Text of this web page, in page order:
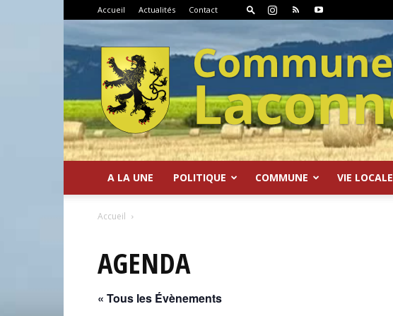
Accueil Actualités Contact
A LA UNE POLITIQUE COMMUNE VIE LOCALE
Accueil
AGENDA
« Tous les Évènements